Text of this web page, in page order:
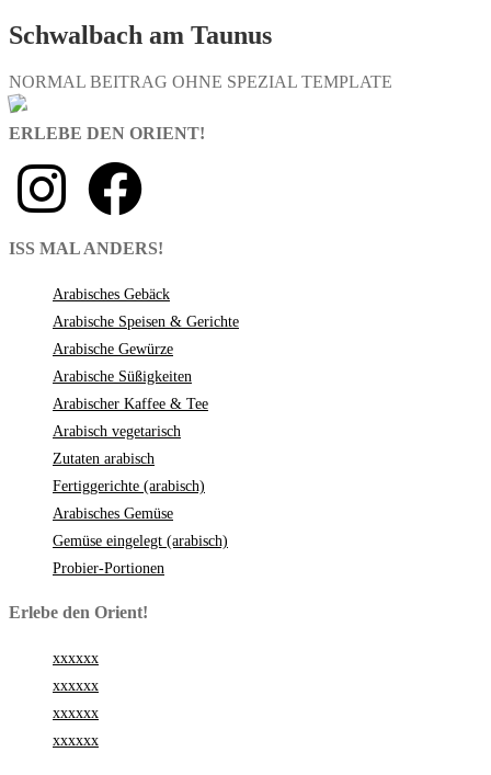
Schwalbach am Taunus
NORMAL BEITRAG OHNE SPEZIAL TEMPLATE
ERLEBE DEN ORIENT!
ISS MAL ANDERS!
Arabisches Gebäck
Arabische Speisen & Gerichte
Arabische Gewürze
Arabische Süßigkeiten
Arabischer Kaffee & Tee
Arabisch vegetarisch
Zutaten arabisch
Fertiggerichte (arabisch)
Arabisches Gemüse
Gemüse eingelegt (arabisch)
Probier-Portionen
Erlebe den Orient!
xxxxxx
xxxxxx
xxxxxx
xxxxxx